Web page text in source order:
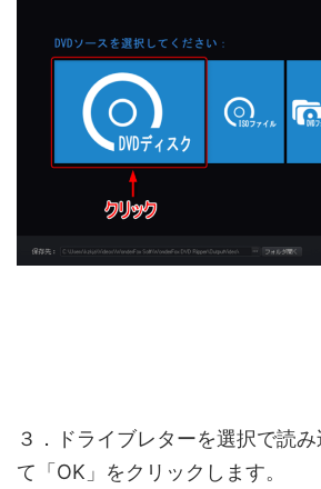
３．ドライブレターを選択で読
て「OK」をクリックします。